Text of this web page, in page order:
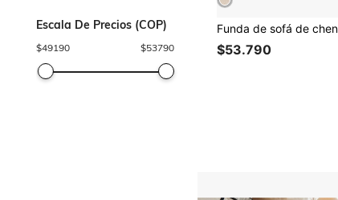
Escala De Precios (COP)
$49190 $53790 $53.790